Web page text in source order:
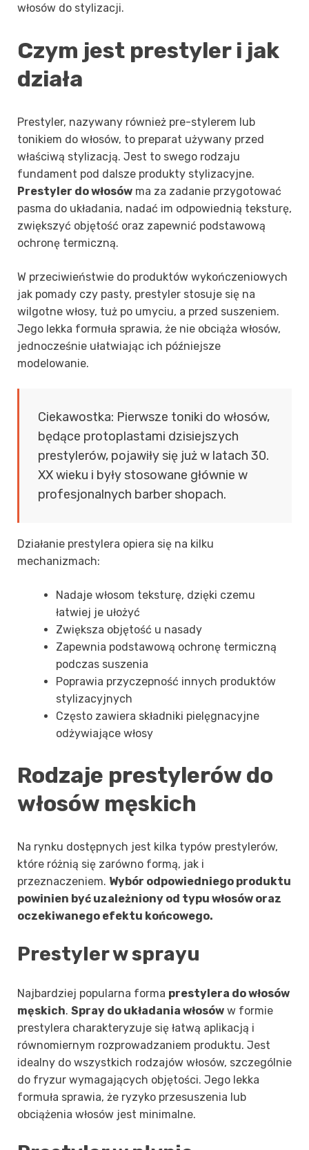
włosów do stylizacji.
Czym jest prestyler i jak
działa
Prestyler, nazywany również pre-stylerem lub
tonikiem do włosów, to preparat używany przed
właściwą stylizacją. Jest to swego rodzaju
fundament pod dalsze produkty stylizacyjne.
Prestyler do włosów ma za zadanie przygotować
pasma do układania, nadać im odpowiednią teksturę,
zwiększyć objętość oraz zapewnić podstawową
ochronę termiczną.
W przeciwieństwie do produktów wykończeniowych
jak pomady czy pasty, prestyler stosuje się na
wilgotne włosy, tuż po umyciu, a przed suszeniem.
Jego lekka formuła sprawia, że nie obciąża włosów,
jednocześnie ułatwiając ich późniejsze
modelowanie.
Ciekawostka: Pierwsze toniki do włosów,
będące protoplastami dzisiejszych
prestylerów, pojawiły się już w latach 30.
XX wieku i były stosowane głównie w
profesjonalnych barber shopach.
Działanie prestylera opiera się na kilku
mechanizmach:
Nadaje włosom teksturę, dzięki czemu
łatwiej je ułożyć
Zwiększa objętość u nasady
Zapewnia podstawową ochronę termiczną
podczas suszenia
Poprawia przyczepność innych produktów
stylizacyjnych
Często zawiera składniki pielęgnacyjne
odżywiające włosy
Rodzaje prestylerów do
włosów męskich
Na rynku dostępnych jest kilka typów prestylerów,
które różnią się zarówno formą, jak i
przeznaczeniem. Wybór odpowiedniego produktu
powinien być uzależniony od typu włosów oraz
oczekiwanego efektu końcowego.
Prestyler w sprayu
Najbardziej popularna forma prestylera do włosów
męskich. Spray do układania włosów w formie
prestylera charakteryzuje się łatwą aplikacją i
równomiernym rozprowadzaniem produktu. Jest
idealny do wszystkich rodzajów włosów, szczególnie
do fryzur wymagających objętości. Jego lekka
formuła sprawia, że ryzyko przesuszenia lub
obciążenia włosów jest minimalne.